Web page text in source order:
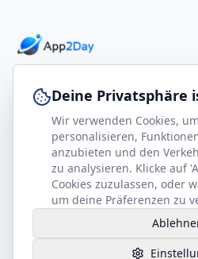
footer.company
Kontakt
Partner werden
Gesundheits-Kompass
Deine Privatsphäre
Wir verwenden Cookies,
personalisieren,
anzubieten und den
zu analysieren. Klicke auf
Cookies zuzulassen, oder
um deine Präferenzen zu